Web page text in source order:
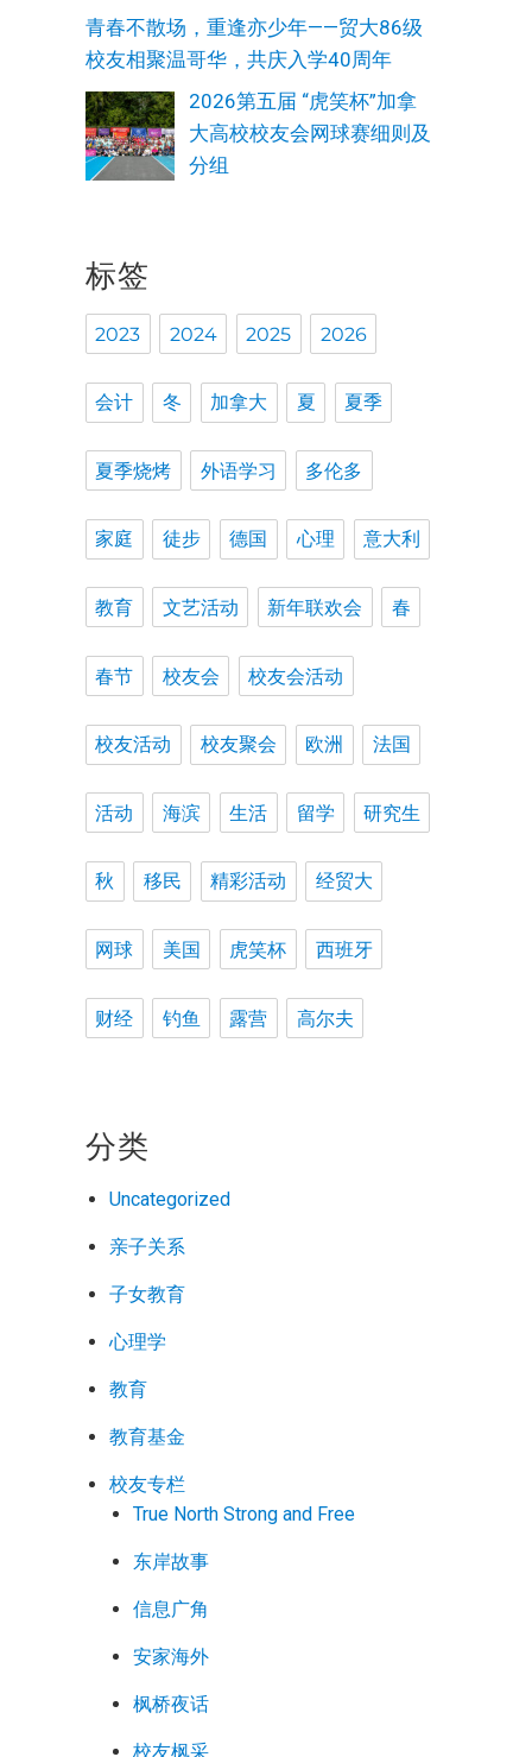
青春不散场，重逢亦少年——贸大86级
校友相聚温哥华，共庆入学40周年
2026第五届 “虎笑杯”加拿
大高校校友会网球赛细则及
分组
标签
2023 2024 2025 2026
会计 冬 加拿大 夏 夏季
夏季烧烤 外语学习 多伦多
家庭 徒步 德国 心理 意大利
教育 文艺活动 新年联欢会 春
春节 校友会 校友会活动
校友活动 校友聚会 欧洲 法国
活动 海滨 生活 留学 研究生
秋 移民 精彩活动 经贸大
网球 美国 虎笑杯 西班牙
财经 钓鱼 露营 高尔夫
分类
Uncategorized
亲子关系
子女教育
心理学
教育
教育基金
校友专栏
True North Strong and Free
东岸故事
信息广角
安家海外
枫桥夜话
校友枫采